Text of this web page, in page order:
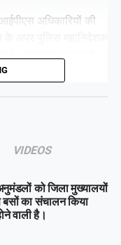
अधिकारियों की
VIDEOS
को जिला मुख्यालयों
का संचालन किया
वाली है।